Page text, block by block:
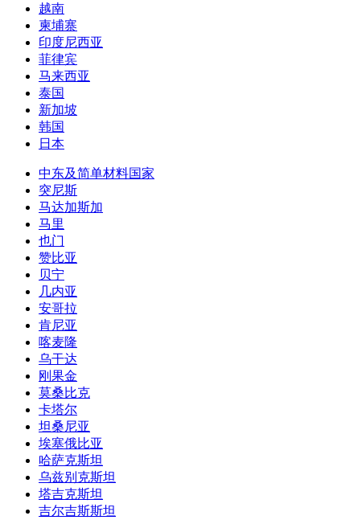
越南
柬埔寨
印度尼西亚
菲律宾
马来西亚
泰国
新加坡
韩国
日本
中东及简单材料国家
突尼斯
马达加斯加
马里
也门
赞比亚
贝宁
几内亚
安哥拉
肯尼亚
喀麦隆
乌干达
刚果金
莫桑比克
卡塔尔
坦桑尼亚
埃塞俄比亚
哈萨克斯坦
乌兹别克斯坦
塔吉克斯坦
吉尔吉斯斯坦